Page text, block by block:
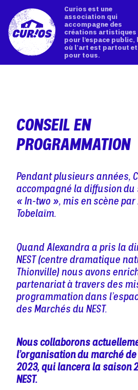
Curios est une
association qui
accompagne des
créations artistiques
pour l’espace public,
où l’art est partout et
pour tous.
CONSEIL EN
PROGRAMMATION
Pendant plusieurs années,
accompagné la diffusion du
« In-two », mis en scène
Tobelaïm.
Quand Alexandra a pris la
NEST (centre dramatique
Thionville) nous avons
partenariat à travers des
programmation dans
des Marchés du NEST.
Nous collaborons
l’organisation du marché
2023, qui lancera la saison
NEST.